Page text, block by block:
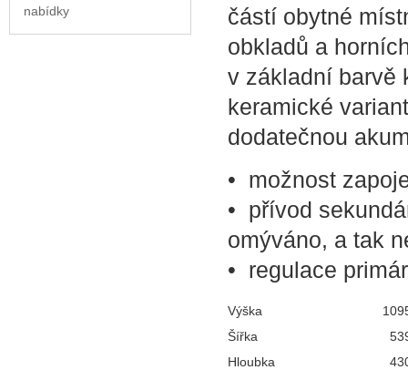
částí obytné
obkladů a
v základní barvě
keramické
dodatečnou
• možnost
• přívod
omýváno, a tak
• regulace
Výška
Šířka
Hloubka
nabídky